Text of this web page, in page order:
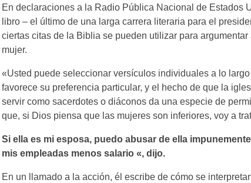
En declaraciones a la Radio Pública Nacional de Estados
libro – el último de una larga carrera literaria para el
ciertas citas de la Biblia se pueden utilizar para
mujer.
«Usted puede seleccionar versículos individuales a lo
favorece su preferencia particular, y el hecho de que la
servir como sacerdotes o diáconos da una especie de
que, si Dios piensa que las mujeres son inferiores, voy a
Si ella es mi esposa, puedo abusar de ella
mis empleadas menos salario «, dijo.
En un llamado a la acción, él escribe de cómo se